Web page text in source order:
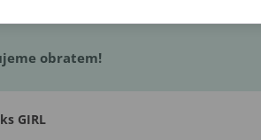
obratem!
GIRL